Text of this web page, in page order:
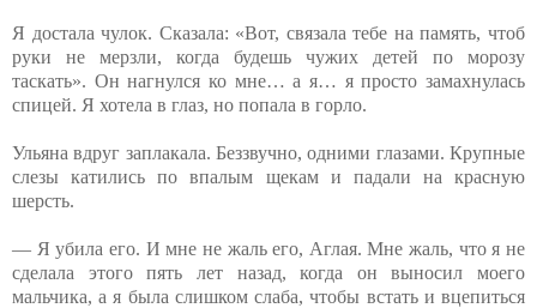
Я достала чулок. Сказала: «Вот, связала тебе на память, чтоб
руки не мерзли, когда будешь чужих детей по морозу
таскать». Он нагнулся ко мне… а я… я просто замахнулась
спицей. Я хотела в глаз, но попала в горло.
Ульяна вдруг заплакала. Беззвучно, одними глазами. Крупные
слезы катились по впалым щекам и падали на красную
шерсть.
— Я убила его. И мне не жаль его, Аглая. Мне жаль, что я не
сделала этого пять лет назад, когда он выносил моего
мальчика, а я была слишком слаба, чтобы встать и вцепиться